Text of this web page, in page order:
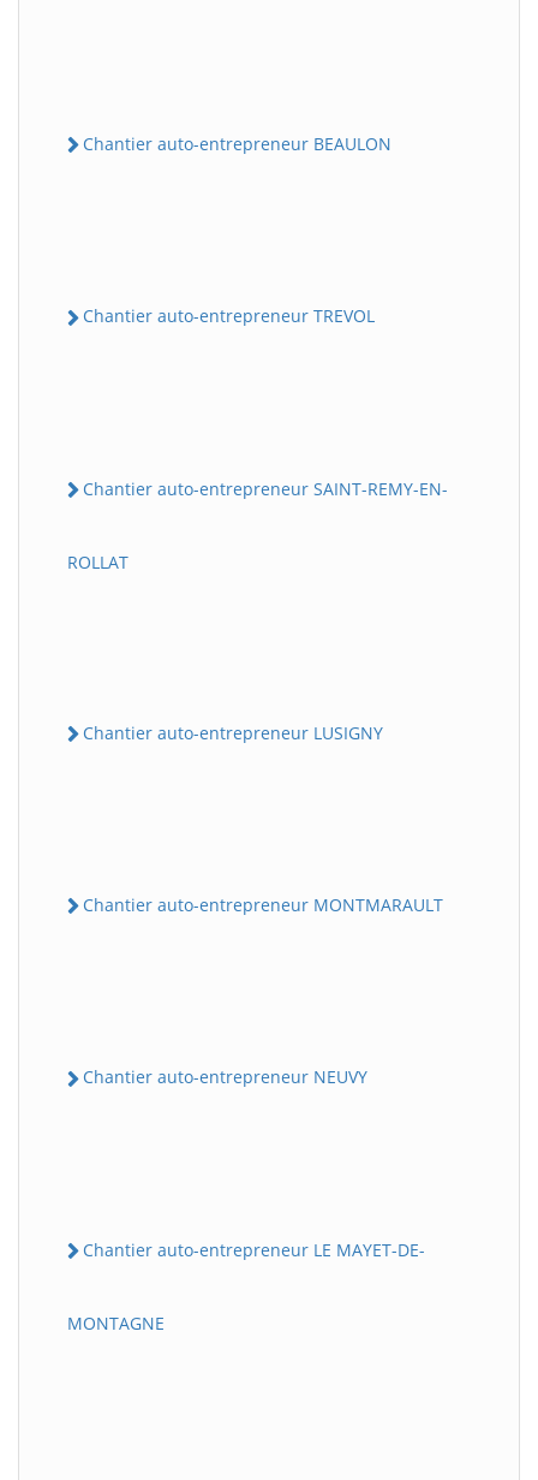
Chantier auto-entrepreneur BEAULON
Chantier auto-entrepreneur TREVOL
Chantier auto-entrepreneur SAINT-REMY-EN-
ROLLAT
Chantier auto-entrepreneur LUSIGNY
Chantier auto-entrepreneur MONTMARAULT
Chantier auto-entrepreneur NEUVY
Chantier auto-entrepreneur LE MAYET-DE-
MONTAGNE